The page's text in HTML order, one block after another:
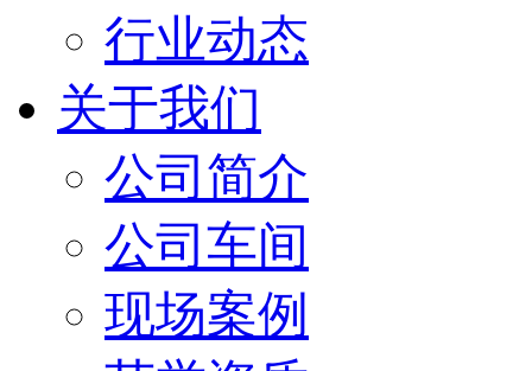
行业动态
关于我们
公司简介
公司车间
现场案例